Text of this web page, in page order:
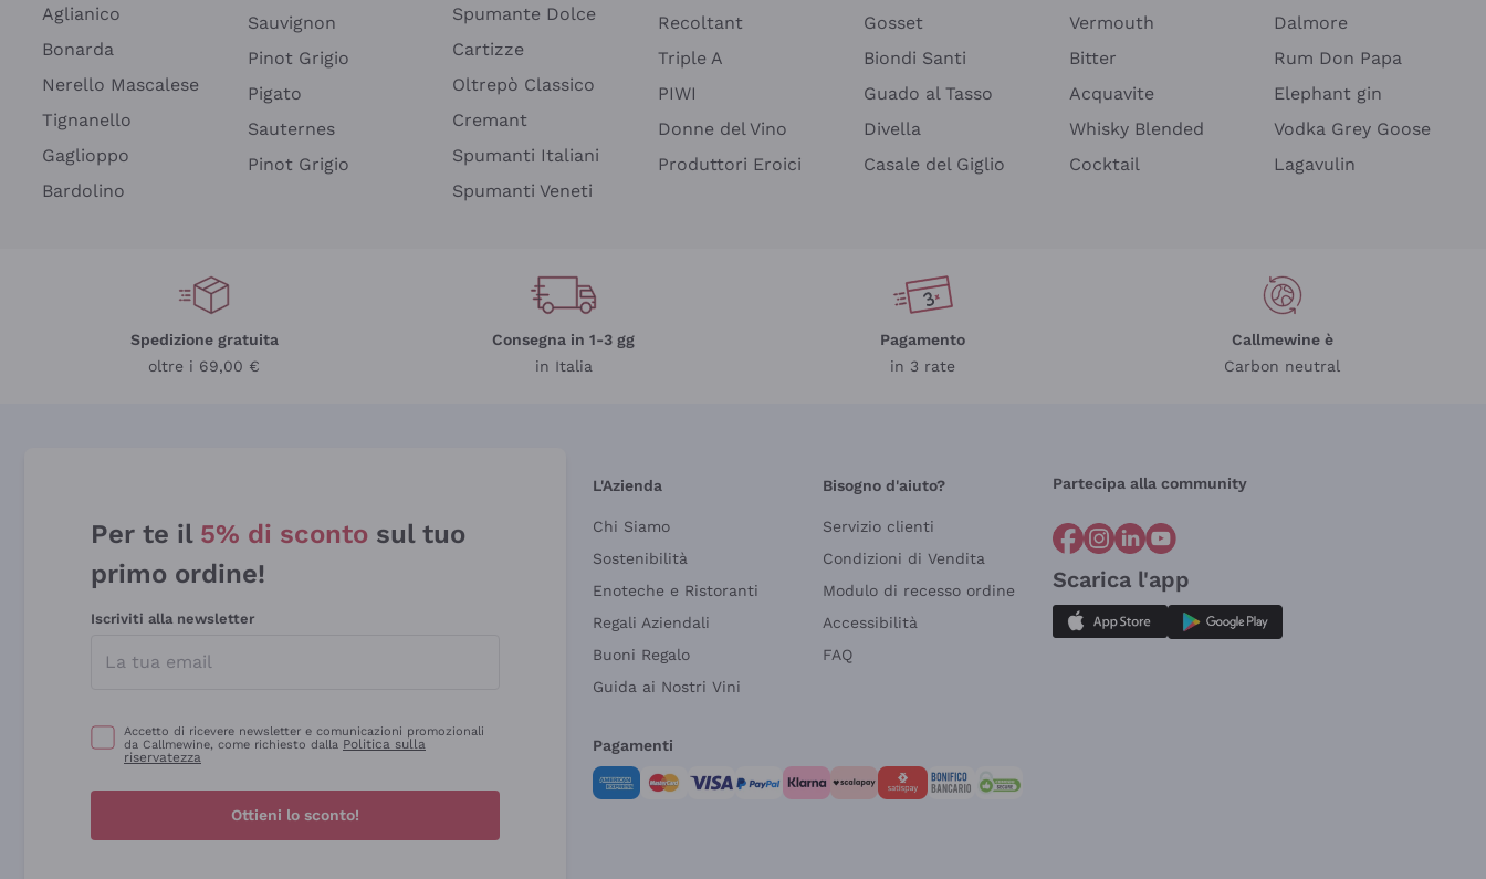
Aglianico
Bonarda
Nerello Mascalese
Tignanello
Gaglioppo
Bardolino
Sauvignon
Pinot Grigio
Pigato
Sauternes
Pinot Grigio
Spumante Dolce
Cartizze
Oltrepò Classico
Cremant
Spumanti Italiani
Spumanti Veneti
Recoltant
Triple A
PIWI
Donne del Vino
Produttori Eroici
Gosset
Biondi Santi
Guado al Tasso
Divella
Casale del Giglio
Vermouth
Bitter
Acquavite
Whisky Blended
Cocktail
Dalmore
Rum Don Papa
Elephant gin
Vodka Grey Goose
Lagavulin
Spedizione gratuita
oltre i 69,00 €
Consegna in 1-3 gg
in Italia
Pagamento
in 3 rate
Callmewine è
Carbon neutral
Per te il 5% di sconto sul tuo
primo ordine!
Iscriviti alla newsletter
Accetto di ricevere newsletter e comunicazioni promozionali
da Callmewine, come richiesto dalla Politica sulla
riservatezza
Ottieni lo sconto!
L'Azienda
Chi Siamo
Sostenibilità
Enoteche e Ristoranti
Regali Aziendali
Buoni Regalo
Guida ai Nostri Vini
Bisogno d'aiuto?
Servizio clienti
Condizioni di Vendita
Modulo di recesso ordine
Accessibilità
FAQ
Partecipa alla community
Scarica l'app
Pagamenti